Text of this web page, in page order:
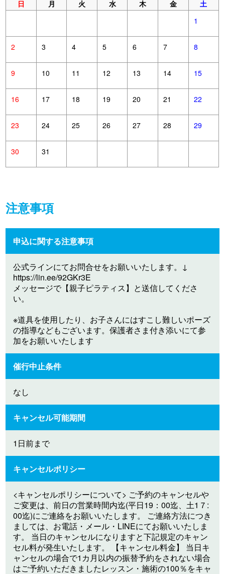
日 月 火 水 木 金
土
1
2 3 4 5 6 7 8
9 10 11 12 13 14 15
16 17 18 19 20 21 22
23 24 25 26 27 28 29
30 31
注意事項
申込に関する注意事項
公式ラインにてお問合せをお願いいたします。↓
https://lin.ee/92GKr3E
メッセージで【親子ピラティス】と送信してくださ
い。
※道具を使用したり、お子さんにはすこし難しいポーズ
の指導などもございます。保護者さま付き添いにて参
加をお願いいたします
催行中止条件
なし
キャンセル可能期間
1日前まで
キャンセルポリシー
<キャンセルポリシーについて> ご予約のキャンセルや
ご変更は、前日の営業時間内迄(平日19：00迄、土1７:
00迄)にご連絡をお願いいたします。 ご連絡方法につき
ましては、お電話・メール・LINEにてお願いいたしま
す。 当日のキャンセルになりますと下記規定のキャン
セル料が発生いたします。 【キャンセル料金】 当日キ
ャンセルの場合で1カ月以内の振替予約をされない場合
はご予約いただきましたレッスン・施術の100％をキャ